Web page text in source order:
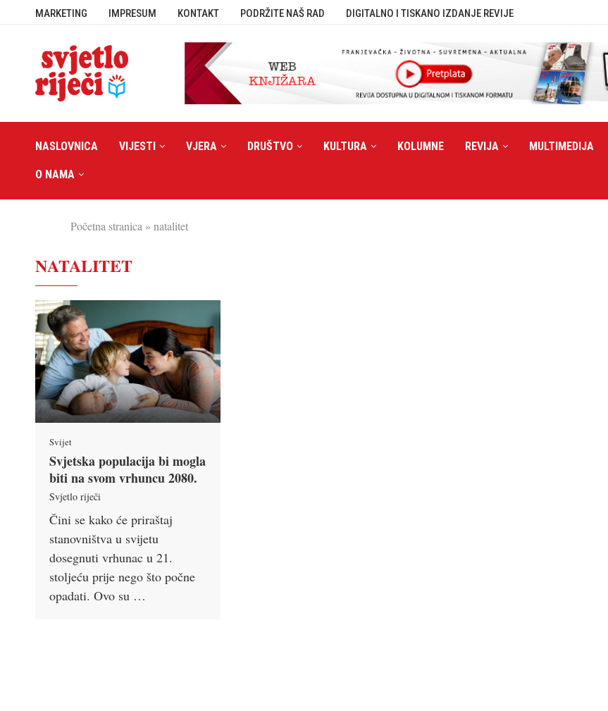
MARKETING IMPRESUM KONTAKT PODRŽITE NAŠ RAD DIGITALNO I TISKANO IZDANJE REVIJE
NASLOVNICA VIJESTI VJERA DRUŠTVO KULTURA KOLUMNE REVIJA MULTIMEDIJA
O NAMA
Početna stranica » natalitet
NATALITET
Svijet
Svjetska populacija bi mogla
biti na svom vrhuncu 2080.
Svjetlo riječi
Čini se kako će priraštaj
stanovništva u svijetu
dosegnuti vrhunac u 21.
stoljeću prije nego što počne
opadati. Ovo su …